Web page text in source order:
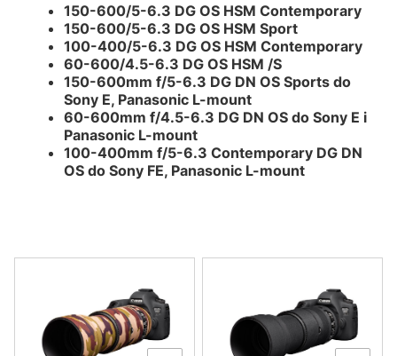
150-600/5-6.3 DG OS HSM Contemporary
150-600/5-6.3 DG OS HSM Sport
100-400/5-6.3 DG OS HSM Contemporary
60-600/4.5-6.3 DG OS HSM /S
150-600mm f/5-6.3 DG DN OS Sports do
Sony E, Panasonic L-mount
60-600mm f/4.5-6.3 DG DN OS do Sony E i
Panasonic L-mount
100-400mm f/5-6.3 Contemporary DG DN
OS do Sony FE, Panasonic L-mount